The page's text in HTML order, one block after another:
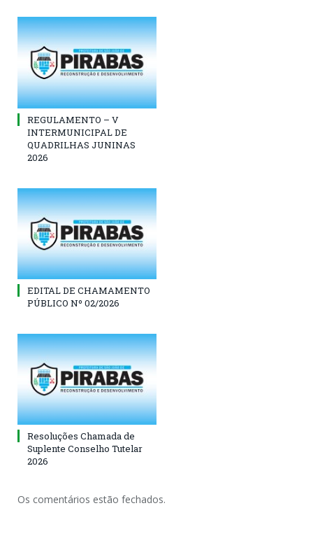
REGULAMENTO – V
INTERMUNICIPAL DE
QUADRILHAS JUNINAS
2026
EDITAL DE CHAMAMENTO
PÚBLICO Nº 02/2026
Resoluções Chamada de
Suplente Conselho Tutelar
2026
Os comentários estão fechados.